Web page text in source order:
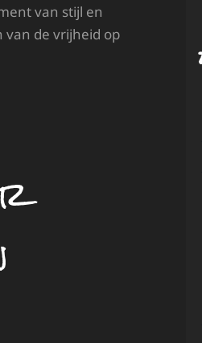
van stijl en
van de vrijheid op